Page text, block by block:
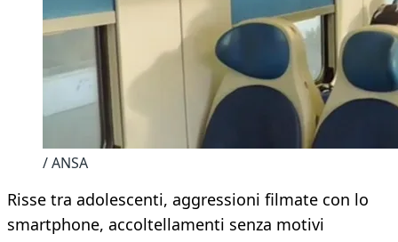
/ ANSA
Risse tra adolescenti, aggressioni filmate con lo
smartphone, accoltellamenti senza motivi